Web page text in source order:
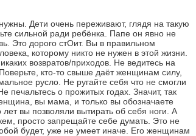
Дети очень переживают, глядя на такую
сильной ради ребёнка. Папе он явно не
Это дорого стОит. Вы в правильном
которому никто не нужен в этой жизни.
возвратов/приходов. Не ведитесь на
кто-то свыше даёт женщинам силу,
русло. Не ругайте себя что не смогли
печальтесь о прожитых годах. Значит, так
вы мама, и только вы обозначаете
вы позволяли вытирать об себя ноги. А
просто запрещайте себе думать. Это не
будет, уже не умеет иначе. Его женщинам